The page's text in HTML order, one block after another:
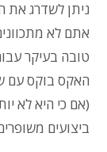
ניתן לשדרג את
אתם לא
טובה בעיקר
האקס בוקס עם
ביצועים